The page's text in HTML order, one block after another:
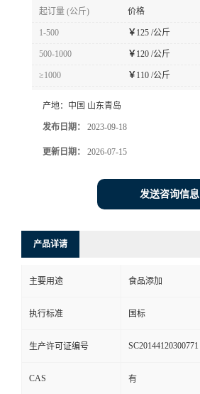
起订量 (公斤) 价格
1-500 ￥ 125 /公斤
500-1000 ￥ 120 /公斤
≥1000 ￥ 110 /公斤
产地： 中国 山东青岛
发布日期： 2023-09-18
更新日期： 2026-07-15
发送咨询信息
产品详请
主要用途 食品添加
执行标准 国标
生产许可证编号 SC20144120300771
CAS 有